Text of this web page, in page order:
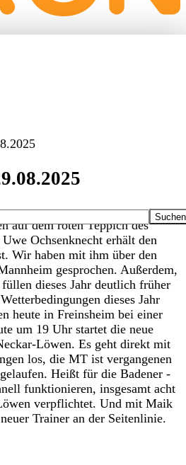
auf dem roten Teppich des
Ochsenknecht erhält den
Wir haben mit ihm über den
gesprochen. Außerdem,
dieses Jahr deutlich früher
dieses Jahr
heute in Freinsheim bei einer
um 19 Uhr startet die neue
Löwen. Es geht direkt mit
los, die MT ist vergangenen
Heißt für die Badener -
funktionieren, insgesamt acht
verpflichtet. Und mit Maik
Trainer an der Seitenlinie.